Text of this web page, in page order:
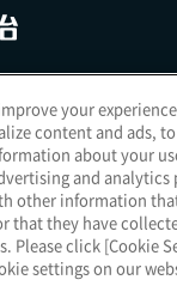
対応方針ご利用規約明
株式会社 （ EN ｜
式会社
your
content and ads,
about your
and analytics
other information
that they have
Please click [Cookie
settings on our